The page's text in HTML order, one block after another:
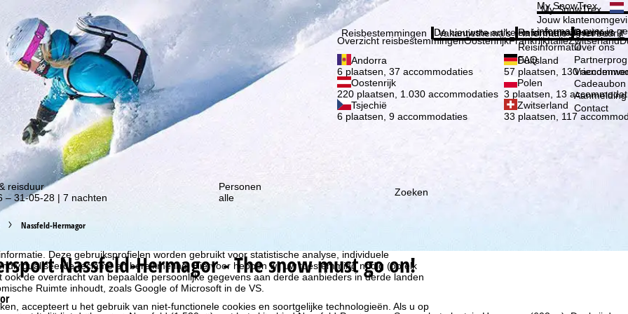
gebruiken we cookies om gebruiksinformatie te verzamelen, die wij, TravelTrex GmbH,
Deze gebruiksprofielen worden gebruikt voor statistische analyse, individuele
reclame en bereikmeting. Hiervoor hebben wij uw toestemming nodig (op elk
ook de overdracht van bepaalde persoonlijke gegevens aan derde aanbieders in derde landen
Ruimte inhoudt, zoals Google of Microsoft in de VS.
accepteert u het gebruik van niet-functionele cookies en soortgelijke technologieën. Als u op
van onze kortingsacties!
My SnowTrex
My SnowTrex
Jouw
informatie over je
Reisbestemmingen
Overzicht reisbestemmingenOostenrijkFrankrijkItaliëZwitserland
Andorra
6 plaatsen, 37 accommodaties
Duitsland
57 plaatsen, 130
Oostenrijk
220 plaatsen, 1.030 accommodaties
Polen
3 plaatsen, 13
Tsjechië
6 plaatsen, 9 accommodaties
Zwitserland
33 plaatsen, 117
Vakantiethema's
De nieuwste artikelen in ons magazine
Informatie
Reisinformatie
Reisinformatie
FAQ
Het bedrijf
Over ons
Over ons
Cadeaubon
Contact
reisduur
– 31-05-28 | 7 nachten
Personen
alle
Zoeken
Nassfeld-Hermagor
Nassfeld-Hermagor - The snow must go on!